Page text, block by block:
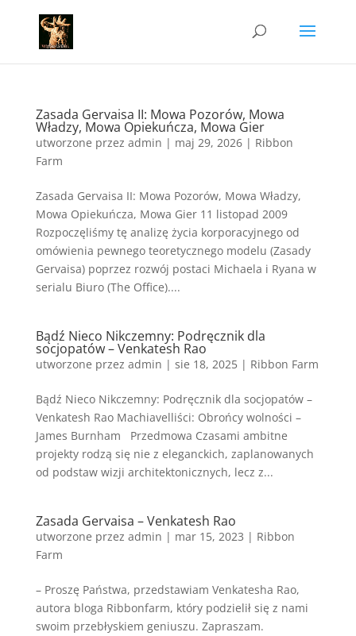
Zasada Gervaisa II: Mowa Pozorów, Mowa
Władzy, Mowa Opiekuńcza, Mowa Gier
utworzone przez admin | maj 29, 2026| Ribbon
Farm
Zasada Gervaisa II: Mowa Pozorów, Mowa Władzy,
Mowa Opiekuńcza, Mowa Gier 11 listopad 2009
Rozpoczęliśmy tę analizę życia korporacyjnego od
omówienia pewnego teoretycznego modelu (Zasady
Gervaisa) poprzez rozwój postaci Michaela i Ryana w
serialu Biuro (The Office)....
Bądź Nieco Nikczemny: Podręcznik dla
socjopatów – Venkatesh Rao
utworzone przez admin | sie 18, 2025| Ribbon Farm
Bądź Nieco Nikczemny: Podręcznik dla socjopatów –
Venkatesh Rao Machiavelliści: Obrońcy wolności –
James Burnham Przedmowa Czasami ambitne
projekty rodzą się nie z eleganckich, zaplanowanych
od podstaw wizji architektonicznych, lecz z...
Zasada Gervaisa – Venkatesh Rao
utworzone przez admin | mar 15, 2023 | Ribbon
Farm
– Proszę Państwa, przedstawiam Venkatesha Rao,
autora bloga Ribbonfarm, który podzielił się z nami
swoim przebłyskiem geniuszu. Zapraszam.